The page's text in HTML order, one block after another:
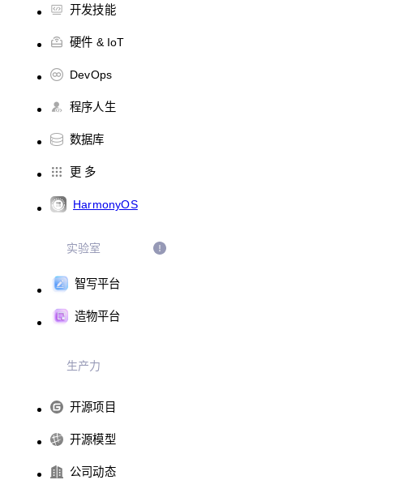
开发技能
硬件 & IoT
DevOps
程序人生
数据库
更 多
HarmonyOS
实验室
智写平台
造物平台
生产力
开源项目
开源模型
公司动态